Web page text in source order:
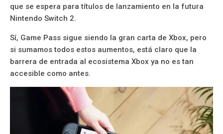
que se espera para títulos de lanzamiento en la futura
Nintendo Switch 2.
Sí, Game Pass sigue siendo la gran carta de Xbox, pero
si sumamos todos estos aumentos, está claro que la
barrera de entrada al ecosistema Xbox ya no es tan
accesible como antes.